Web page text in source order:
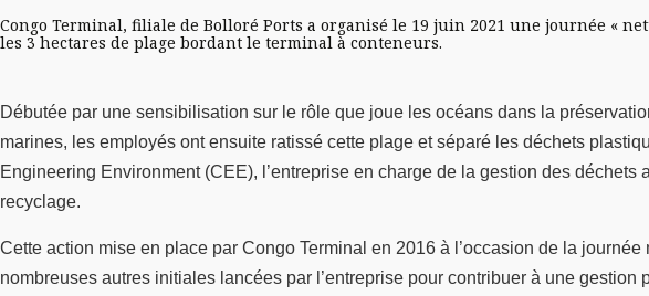
Congo Terminal, filiale de Bolloré Ports a organisé le 19 juin 2021 une journée «
les 3 hectares de plage bordant le terminal à conteneurs.
Débutée par une sensibilisation sur le rôle que joue les océans dans la
marines, les employés ont ensuite ratissé cette plage et séparé les déchets
Engineering Environment (CEE), l’entreprise en charge de la gestion des
recyclage.
Cette action mise en place par Congo Terminal en 2016 à l’occasion de la
nombreuses autres initiales lancées par l’entreprise pour contribuer à une gestion